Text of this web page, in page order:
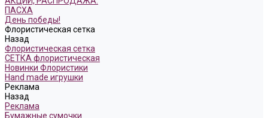
ПАСХА
День победы!
Флористическая сетка
Назад
Флористическая сетка
СЕТКА флористическая
Новинки Флористики
Hand made игрушки
Реклама
Назад
Реклама
Бумажные сумочки